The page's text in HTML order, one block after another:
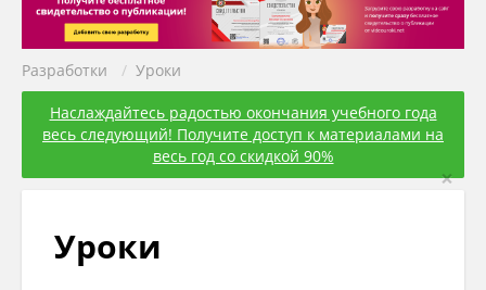
Разработки / Уроки
Наслаждайтесь радостью окончания учебного года
весь следующий! Получите доступ к материалами на
весь год со скидкой 90%
×
Уроки